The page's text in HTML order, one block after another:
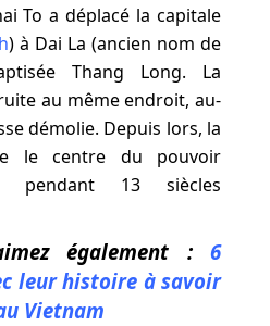
To a déplacé la capitale
) à Dai La (ancien nom de
Thang Long. La
au même endroit, au-
démolie. Depuis lors, la
le centre du pouvoir
pendant 13 siècles
également : 6
leur histoire à savoir
Vietnam